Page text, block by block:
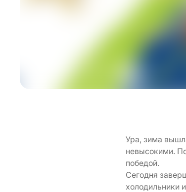
Ура, зима
невысокими.
победой.
Сегодня
холодильники